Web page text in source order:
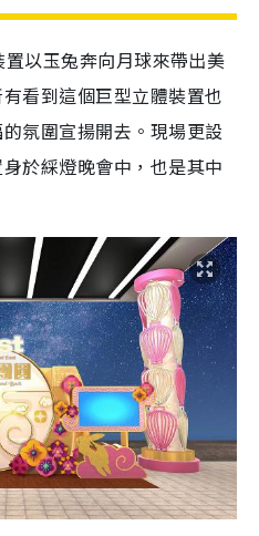
以玉兔奔向月球來帶出美
看到這個巨型立體裝置也
氛圍宣揚開去。現場更設
於綵燈晚會中，也是其中